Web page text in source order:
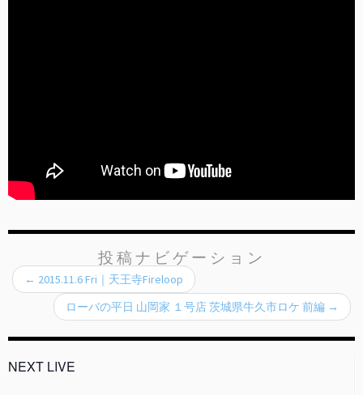
投稿ナビゲーション
← 2015.11.6 Fri｜天王寺Fireloop
ローバの平日 山岡家 １号店 茨城県牛久市ロケ 前編 →
NEXT LIVE